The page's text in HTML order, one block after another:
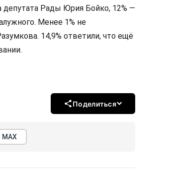
депутата Рады Юрия Бойко, 12% —
Менее 1% не
14,9% ответили, что ещё
Поделиться
МАХ